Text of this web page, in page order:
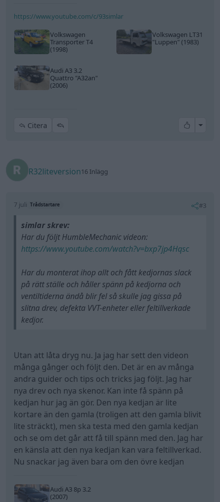
https://www.youtube.com/c/93simlar
Volkswagen
Transporter T4
(1998)
Volkswagen LT31
"Luppen"(1983)
Audi A3 3.2
Quattro "A32an"
(2006)
Citera All
R32liteversion16 Inlägg
7 juli Trådstartare #3
simlar skrev:
Har du följt HumbleMechanic videon:
https://www.youtube.com/watch?v=bxp7jp4Hqsc
Har du monterat ihop allt och fått kedjornas slack
på rätt ställe och håller spänn på kedjorna och
ventiltiderna ändå blir fel så skulle jag gissa på
slitna drev, defekta VVT-enheter eller feltillverkade
kedjor.
Utan att låta dryg nu. Ja jag har sett den videon
många gånger och följt den. Det är en av många
andra guider och tips och tricks jag följt. Jag har
nya drev och nya skenor. Kan inte få spänn på
kedjan hur jag än gör. Den nya kedjan är lite
kortare än den gamla (troligen att den gamla blivit
lite sträckt), men ska testa med den gamla kedjan
och se om det går att få till spänn med den. Jag har
en känsla att den nya kedjan kan vara feltillverkad.
Nu snackar jag även bara om den övre kedjan
Audi A3 8p 3.2
(2007)